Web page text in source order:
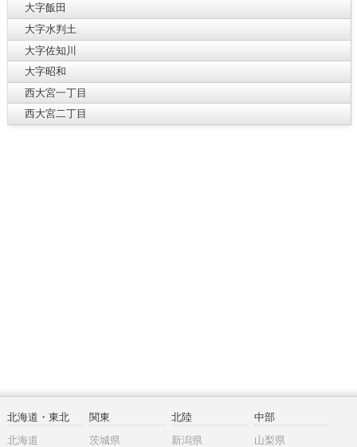
大字飯田
大字水判土
大字佐知川
大字昭和
西大宮一丁目
西大宮二丁目
北海道・東北
北海道
関東
茨城県
北陸
新潟県
中部
山梨県